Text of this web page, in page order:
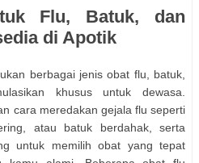
Flu, Batuk, dan
di Apotik
berbagai jenis obat flu, batuk,
khusus untuk dewasa.
cara meredakan gejala flu seperti
atau batuk berdahak, serta
untuk memilih obat yang tepat